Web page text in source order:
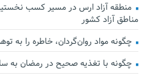
منطقه آزاد ارس در مسیر کسب
مناطق آزاد کشور
چگونه مواد روان‌گردان، خاطره را به
چگونه با تغذیه صحیح در رمضان به